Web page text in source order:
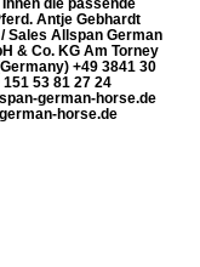
Antje Gebhardt
Sales Allspan German
& Co. KG Am Torney
+49 3841 30
53 81 27 24
german-horse.de
horse.de